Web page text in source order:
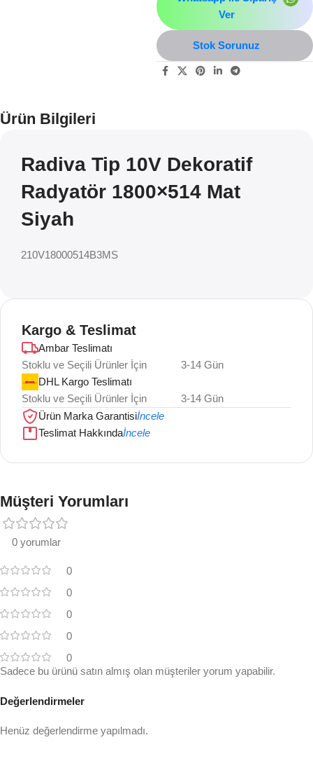
Ver
Stok Sorunuz
Ürün Bilgileri
Radiva Tip 10V Dekoratif
Radyatör 1800×514 Mat
Siyah
210V18000514B3MS
Kargo & Teslimat
Ambar Teslimatı
Stoklu ve Seçili Ürünler İçin
3-14 Gün
DHL Kargo Teslimatı
Stoklu ve Seçili Ürünler İçin
3-14 Gün
Ürün Marka Garantisiİncele
Teslimat Hakkındaİncele
Müşteri Yorumları
0 yorumlar
0
0
0
0
0
Değerlendirmeler
Henüz değerlendirme yapılmadı.
Sadece bu ürünü satın almış olan müşteriler yorum yapabilir.